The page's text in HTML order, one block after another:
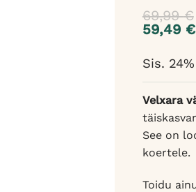
69,99€
59,49 €
Sis.
Velxara
See on
koertele.
Toidu